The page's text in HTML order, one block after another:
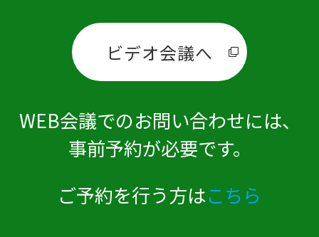
ビデオ会議へ
WEB会議でのお問い合わせには、
事前予約が必要です。
ご予約を行う方はこちら